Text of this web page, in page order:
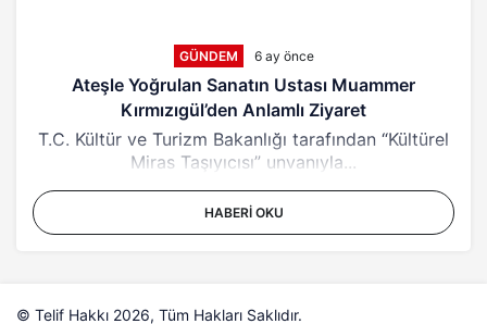
GÜNDEM 6 ay önce
Ateşle Yoğrulan Sanatın Ustası Muammer
Kırmızıgül’den Anlamlı Ziyaret
T.C. Kültür ve Turizm Bakanlığı tarafından “Kültürel
Miras Taşıyıcısı” unvanıyla...
HABERI OKU
© Telif Hakkı 2026, Tüm Hakları Saklıdır.